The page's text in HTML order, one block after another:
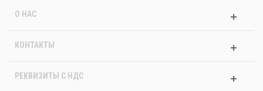
О НАС
КОНТАКТЫ
РЕКВИЗИТЫ C НДС